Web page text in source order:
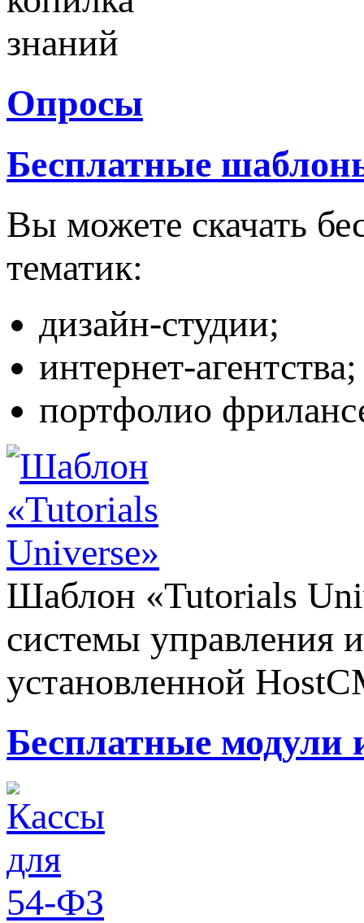
Опросы
Бесплатные
Вы можете скачать
тематик:
дизайн-студии;
интернет-агентства;
портфолио
Шаблон «Tutorials
системы управления
установленной
Бесплатные модули